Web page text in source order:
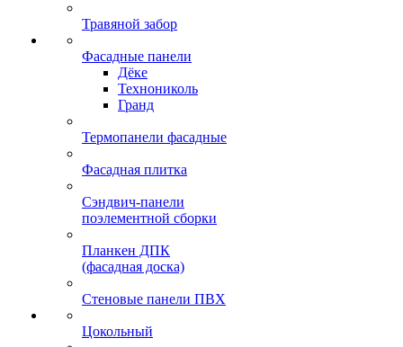
Травяной забор
Фасадные панели
Дёке
Технониколь
Гранд
Термопанели фасадные
Фасадная плитка
Сэндвич-панели
поэлементной сборки
Планкен ДПК
(фасадная доска)
Стеновые панели ПВХ
Цокольный